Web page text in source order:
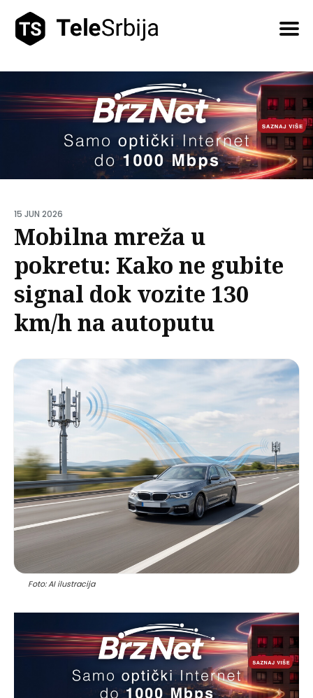
15 JUN 2026
Mobilna mreža u
pokretu: Kako ne gubite
signal dok vozite 130
km/h na autoputu
Foto: AI ilustracija